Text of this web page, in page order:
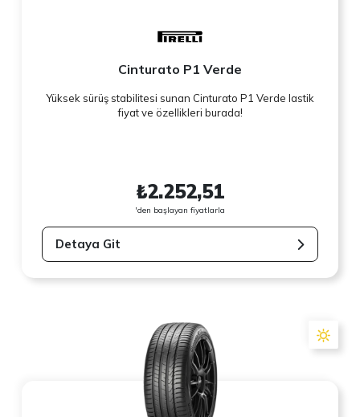
Cinturato P1 Verde
Yüksek sürüş stabilitesi sunan Cinturato P1 Verde lastik
fiyat ve özellikleri burada!
₺2.252,51
'den başlayan fiyatlarla
Detaya Git